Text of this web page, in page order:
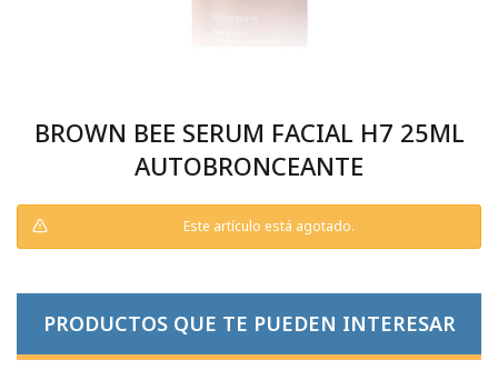
BROWN BEE SERUM FACIAL H7 25ML
AUTOBRONCEANTE
Este artículo está agotado.
PRODUCTOS QUE TE PUEDEN INTERESAR